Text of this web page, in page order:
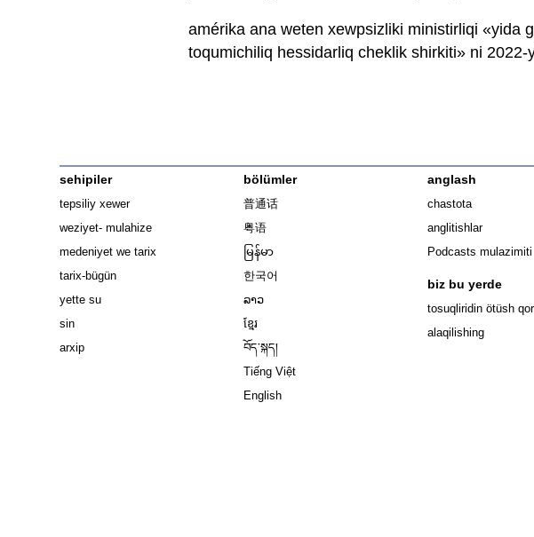
amérika ana weten xewpsizliki ministirliqi «yida
toqumichiliq hessidarliq cheklik shirkiti» ni
sehipiler
tepsiliy xewer
weziyet- mulahize
medeniyet we tarix
tarix-bügün
yette su
sin
arxip
bölümler
普通话
粤语
မြန်မာ
한국어
ລາວ
ខ្មែរ
བོད་སྐད།
Tiếng Việt
English
anglash
chastota
anglitishlar
Podcasts mulazimiti
biz bu yerde
tosuqliridin ötüsh
alaqilishing